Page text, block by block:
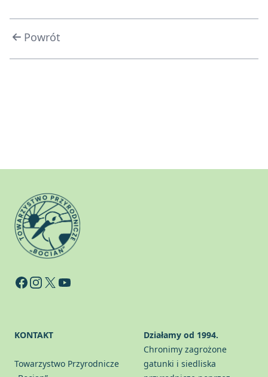
Powrót
Facebook
Instagram
X YouTube
KONTAKT
Towarzystwo Przyrodnicze
Działamy od 1994.
Chronimy zagrożone
gatunki i siedliska